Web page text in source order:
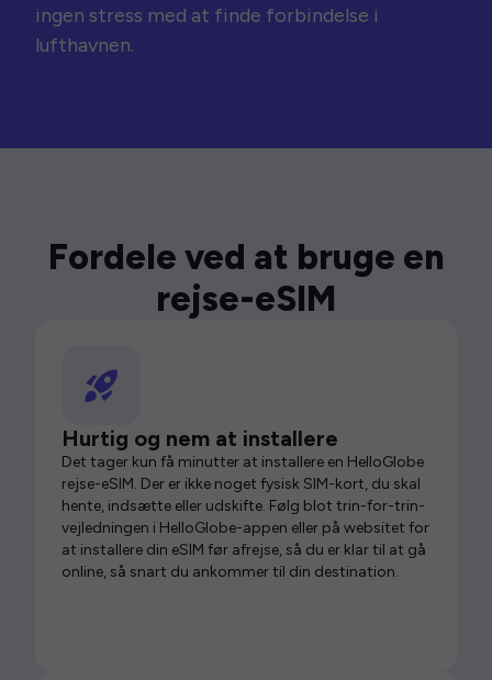
ingen stress med at finde forbindelse i
lufthavnen.
Fordele ved at bruge en
rejse-eSIM
Hurtig og nem at installere
Det tager kun få minutter at installere en HelloGlobe
rejse-eSIM. Der er ikke noget fysisk SIM-kort, du skal
hente, indsætte eller udskifte. Følg blot trin-for-trin-
vejledningen i HelloGlobe-appen eller på websitet for
at installere din eSIM før afrejse, så du er klar til at gå
online, så snart du ankommer til din destination.